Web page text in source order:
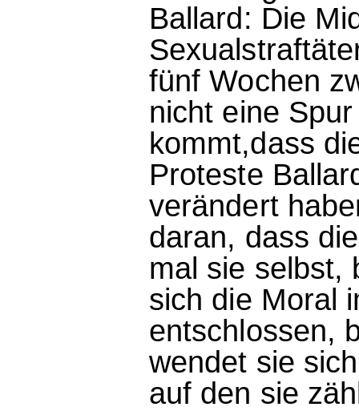
Ballard: Die
fünf Wochen
nicht eine
kommt,dass
Proteste
verändert
daran, dass
mal sie selbst,
sich die Moral
entschlossen,
wendet sie
auf den sie